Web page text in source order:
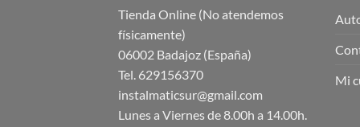
Tienda Online (No atendemos
físicamente)
06002 Badajoz (España)
Tel. 629156370
instalmaticsur@gmail.com
Lunes a Viernes de 8.00h a 14.00h.
Mi